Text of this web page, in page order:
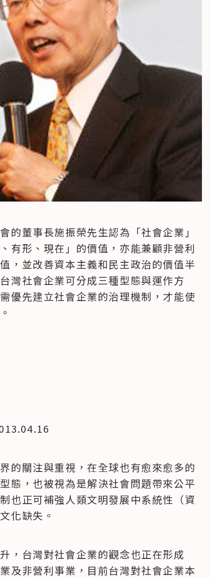
的董事長施振榮先生認為「社會企業」
有形、現在」的價值，亦能兼顧非營利
，並改善資本主義和民主政治的價值半
灣社會企業可分成三種型態與運作方
優先建立社會企業的治理機制，才能使
的關注與重視，在全球也有愈來愈多的
態，也被視為是解決社會問題帶來公平
也正可補強人類文明發展中系統性（資
化缺失。
，台灣對社會企業的觀念也正在形成
及非營利事業，目前台灣對社會企業本